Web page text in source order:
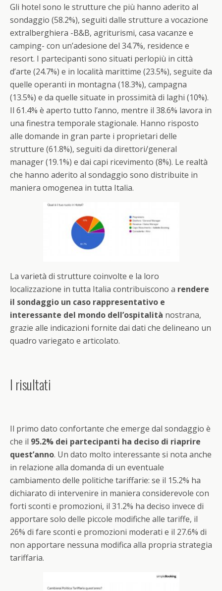
Gli hotel sono le strutture che più hanno aderito al
sondaggio (58.2%), seguiti dalle strutture a vocazione
extralberghiera -B&B, agriturismi, casa vacanze e
camping- con un’adesione del 34.7%, residence e
resort. I partecipanti sono situati perlopiù in città
d’arte (24.7%) e in località marittime (23.5%), seguite da
quelle operanti in montagna (18.3%), campagna
(13.5%) e da quelle situate in prossimità di laghi (10%).
Il 61.4% è aperto tutto l’anno, mentre il 38.6% lavora in
una finestra temporale stagionale. Hanno risposto
alle domande in gran parte i proprietari delle
strutture (61.8%), seguiti da direttori/general
manager (19.1%) e dai capi ricevimento (8%). Le realtà
che hanno aderito al sondaggio sono distribuite in
maniera omogenea in tutta Italia.
La varietà di strutture coinvolte e la loro
localizzazione in tutta Italia contribuiscono a rendere
il sondaggio un caso rappresentativo e
interessante del mondo dell’ospitalità nostrana,
grazie alle indicazioni fornite dai dati che delineano un
quadro variegato e articolato.
I risultati
Il primo dato confortante che emerge dal sondaggio è
che il 95.2% dei partecipanti ha deciso di riaprire
quest’anno. Un dato molto interessante si nota anche
in relazione alla domanda di un eventuale
cambiamento delle politiche tariffarie: se il 15.2% ha
dichiarato di intervenire in maniera considerevole con
forti sconti e promozioni, il 31.2% ha deciso invece di
apportare solo delle piccole modifiche alle tariffe, il
26% di fare sconti e promozioni moderati e il 27.6% di
non apportare nessuna modifica alla propria strategia
tariffaria.